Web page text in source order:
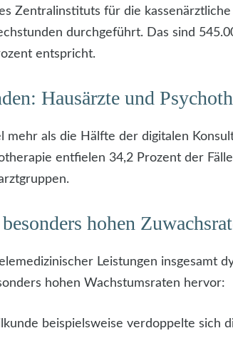
Zentralinstituts für die
durchgeführt. Das sind
entspricht.
Hausärzte und
mehr als die Hälfte der digitalen
entfielen 34,2 Prozent der
hohen
Leistungen insgesamt
hohen Wachstumsraten hervor:
beispielsweise verdoppelte sich